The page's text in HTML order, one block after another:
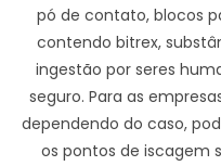
pó de contato, blocos
contendo bitrex,
ingestão por seres
seguro. Para as
dependendo do caso,
os pontos de iscagem